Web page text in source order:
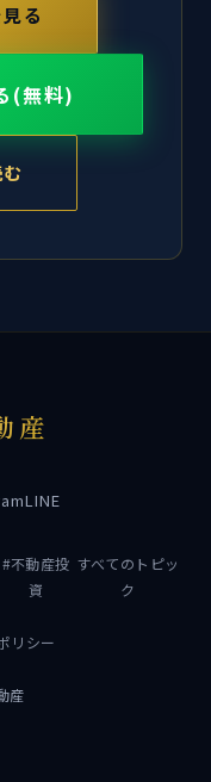
る
(無料)
産
LINE
#不動産投
資
すべてのトピッ
ク
リシー
産